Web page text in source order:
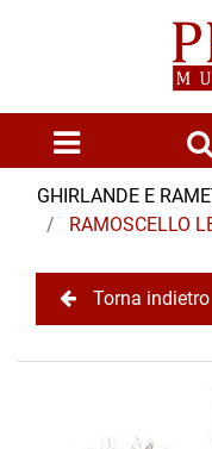
Open menu
GHIRLANDE E
RAMOSCELLO
Torna indietro